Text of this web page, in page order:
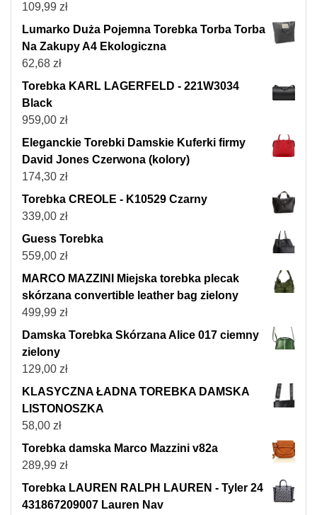
109,99 zł
Lumarko Duża Pojemna Torebka Torba Torba
Na Zakupy A4 Ekologiczna
62,68 zł
Torebka KARL LAGERFELD - 221W3034
Black
959,00 zł
Eleganckie Torebki Damskie Kuferki firmy
David Jones Czerwona (kolory)
174,30 zł
Torebka CREOLE - K10529 Czarny
339,00 zł
Guess Torebka
559,00 zł
MARCO MAZZINI Miejska torebka plecak
skórzana convertible leather bag zielony
499,99 zł
Damska Torebka Skórzana Alice 017 ciemny
zielony
129,00 zł
KLASYCZNA ŁADNA TOREBKA DAMSKA
LISTONOSZKA
58,00 zł
Torebka damska Marco Mazzini v82a
289,99 zł
Torebka LAUREN RALPH LAUREN - Tyler 24
431867209007 Lauren Nav